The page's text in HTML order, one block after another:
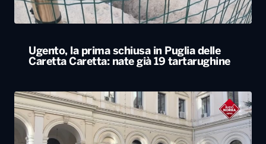
Ugento, la prima schiusa in Puglia delle
Caretta Caretta: nate già 19 tartarughine